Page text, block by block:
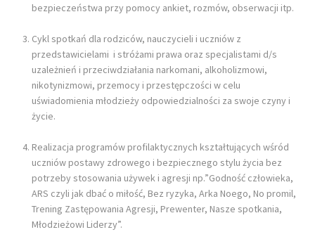
bezpieczeństwa przy pomocy ankiet, rozmów, obserwacji itp.
Cykl spotkań dla rodziców, nauczycieli i uczniów z
przedstawicielami i stróżami prawa oraz specjalistami d/s
uzależnień i przeciwdziałania narkomani, alkoholizmowi,
nikotynizmowi, przemocy i przestępczości w celu
uświadomienia młodzieży odpowiedzialności za swoje czyny i
życie.
Realizacja programów profilaktycznych kształtujących wśród
uczniów postawy zdrowego i bezpiecznego stylu życia bez
potrzeby stosowania używek i agresji np.”Godność człowieka,
ARS czyli jak dbać o miłość, Bez ryzyka, Arka Noego, No promil,
Trening Zastępowania Agresji, Prewenter, Nasze spotkania,
Młodzieżowi Liderzy”.